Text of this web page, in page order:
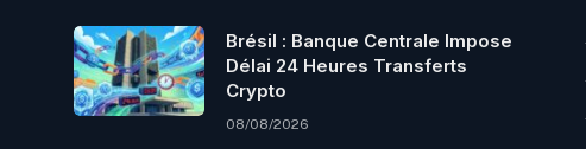
Brésil : Banque Centrale Impose
Délai 24 Heures Transferts
Crypto
08/08/2026